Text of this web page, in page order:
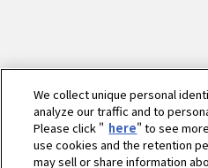
We collect unique personal
analyze our traffic and to
Please click " here" to see
use cookies and the retention
may sell or share information